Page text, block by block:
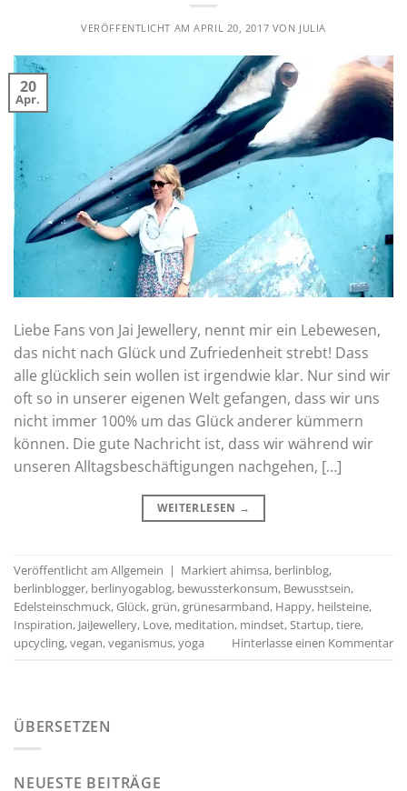
VERÖFFENTLICHT AMAPRIL 20, 2017 VON JULIA
20
Apr.
Liebe Fans von Jai Jewellery, nennt mir ein Lebewesen,
das nicht nach Glück und Zufriedenheit strebt! Dass
alle glücklich sein wollen ist irgendwie klar. Nur sind wir
oft so in unserer eigenen Welt gefangen, dass wir uns
nicht immer 100% um das Glück anderer kümmern
können. Die gute Nachricht ist, dass wir während wir
unseren Alltagsbeschäftigungen nachgehen, […]
WEITERLESEN →
Veröffentlicht am Allgemein | Markiertahimsa, berlinblog,
berlinblogger, berlinyogablog, bewussterkonsum, Bewusstsein,
Edelsteinschmuck,Glück,grün,grünesarmband, Happy, heilsteine,
Inspiration, JaiJewellery, Love, meditation, mindset,Startup,tiere,
upcycling,vegan,veganismus,yoga Hinterlasse einen Kommentar
ÜBERSETZEN
NEUESTE BEITRÄGE